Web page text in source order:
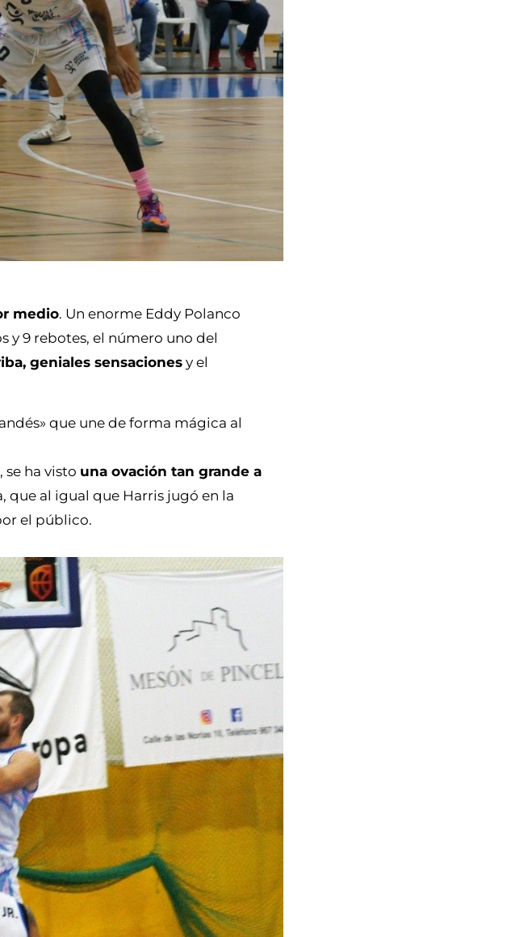
medio. Un enorme Eddy Polanco
y 9 rebotes, el número uno del
geniales sensaciones y el
que une de forma mágica al
se ha visto una ovación tan grande a
que al igual que Harris jugó en la
el público.